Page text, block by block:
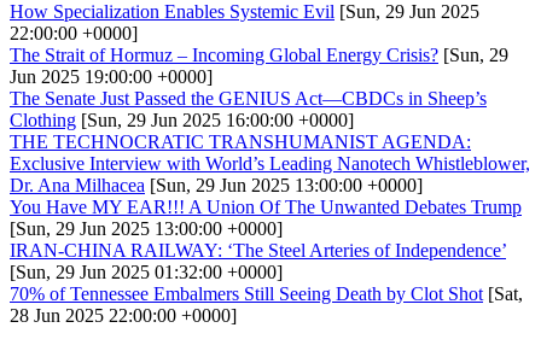
How Specialization Enables Systemic Evil [Sun, 29 Jun 2025
22:00:00 +0000]
The Strait of Hormuz – Incoming Global Energy Crisis? [Sun, 29
Jun 2025 19:00:00 +0000]
The Senate Just Passed the GENIUS Act—CBDCs in Sheep’s
Clothing [Sun, 29 Jun 2025 16:00:00 +0000]
THE TECHNOCRATIC TRANSHUMANIST AGENDA:
Exclusive Interview with World’s Leading Nanotech Whistleblower,
Dr. Ana Milhacea [Sun, 29 Jun 2025 13:00:00 +0000]
You Have MY EAR!!! A Union Of The Unwanted Debates Trump
[Sun, 29 Jun 2025 13:00:00 +0000]
IRAN-CHINA RAILWAY: ‘The Steel Arteries of Independence’
[Sun, 29 Jun 2025 01:32:00 +0000]
70% of Tennessee Embalmers Still Seeing Death by Clot Shot [Sat,
28 Jun 2025 22:00:00 +0000]